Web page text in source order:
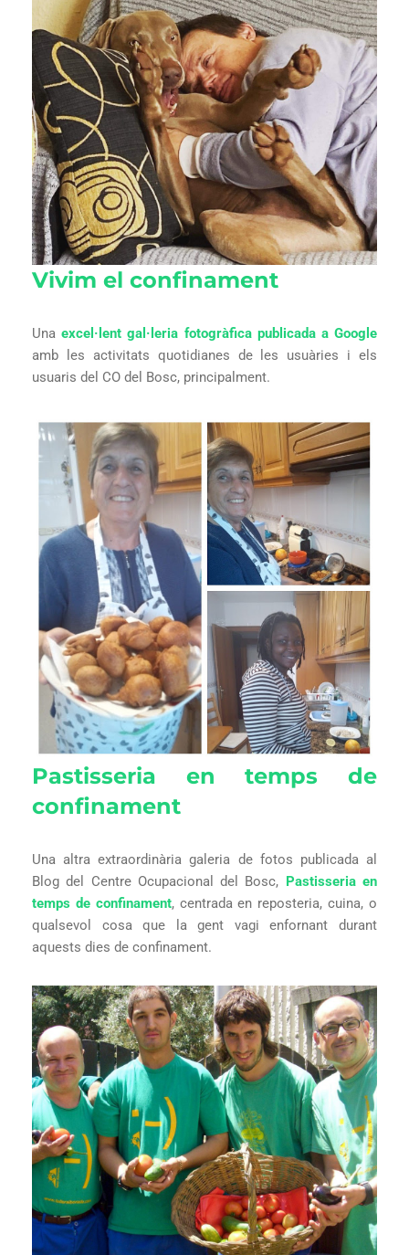
Vivim el confinament
Unaexcel·lent gal·leria fotogràfica publicada a Google
amb les activitats quotidianes de les usuàries i els
usuaris del CO del Bosc, principalment.
Pastisseria en temps de
confinament
Una altra extraordinària galeria de fotos publicada al
Blog del Centre Ocupacional del Bosc, Pastisseria en
temps de confinament, centrada en reposteria, cuina, o
qualsevol cosa que la gent vagi enfornant durant
aquests dies de confinament.